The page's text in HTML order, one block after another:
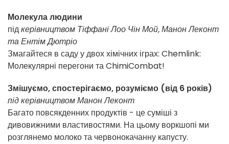
Молекула людини
підкерівництвом Тіффані Лоо Чін Мой, Манон Леконт
та Ентім Дютріо
Змагайтеся в саду у двох хімічних іграх: Chemlink:
Молекулярні перегони та ChimiCombat!
Змішуємо, спостерігаємо, розуміємо (від 6 років)
під керівництвом Манон Леконт
Багато повсякденних продуктів - це суміші з
дивовижними властивостями. На цьому воркшопі ми
розглянемо молоко та червонокачанну капусту.